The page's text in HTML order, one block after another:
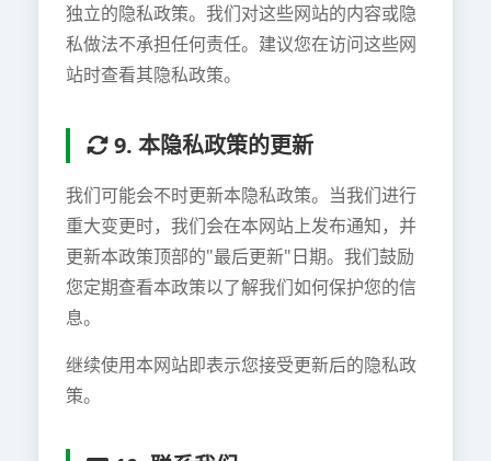
独立的隐私政策。我们对这些网站的内容或隐
私做法不承担任何责任。建议您在访问这些网
站时查看其隐私政策。
9. 本隐私政策的更新
我们可能会不时更新本隐私政策。当我们进行
重大变更时，我们会在本网站上发布通知，并
更新本政策顶部的"最后更新"日期。我们鼓励
您定期查看本政策以了解我们如何保护您的信
息。
继续使用本网站即表示您接受更新后的隐私政
策。